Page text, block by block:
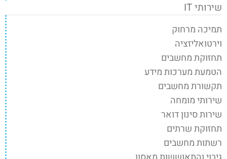
שירותי IT
תמיכה מרחוק
וירטואליזציה
תחזוקת מחשבים
הטמעת מערכות מידע
תקשורת מחשבים
שירותי מומחה
שירות סינון דואר
תחזוקת שרתים
רשתות מחשבים